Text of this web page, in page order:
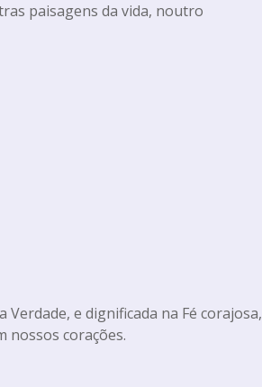
paisagens da vida, noutro
e dignificada na Fé corajosa,
nossos corações.